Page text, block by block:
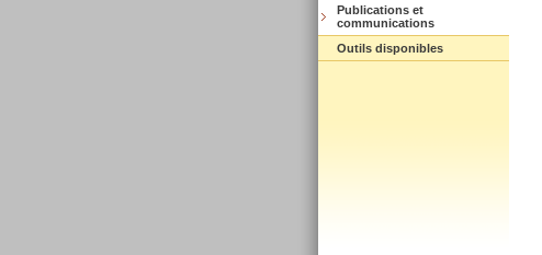
Publications et
communications
Outils disponibles